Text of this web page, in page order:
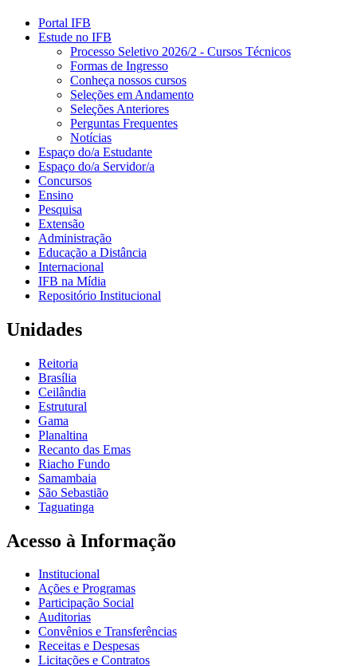
Portal IFB
Estude no IFB
Processo Seletivo 2026/2 - Cursos Técnicos
Formas de Ingresso
Conheça nossos cursos
Seleções em Andamento
Seleções Anteriores
Perguntas Frequentes
Notícias
Espaço do/a Estudante
Espaço do/a Servidor/a
Concursos
Ensino
Pesquisa
Extensão
Administração
Educação a Distância
Internacional
IFB na Mídia
Repositório Institucional
Unidades
Reitoria
Brasília
Ceilândia
Estrutural
Gama
Planaltina
Recanto das Emas
Riacho Fundo
Samambaia
São Sebastião
Taguatinga
Acesso à Informação
Institucional
Ações e Programas
Participação Social
Auditorias
Convênios e Transferências
Receitas e Despesas
Licitações e Contratos